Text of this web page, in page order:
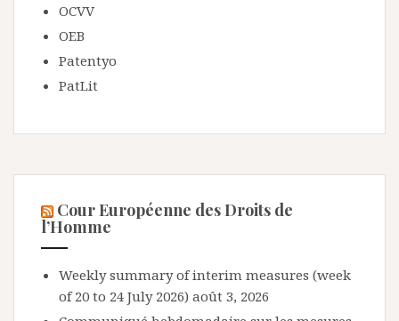
OCVV
OEB
Patentyo
PatLit
Cour Européenne des Droits de
l’Homme
Weekly summary of interim measures (week
of 20 to 24 July 2026) août 3, 2026